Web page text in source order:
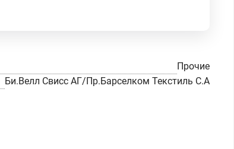
Прочие
Би.Велл Свисс АГ/Пр.Барселком Текстиль С.А